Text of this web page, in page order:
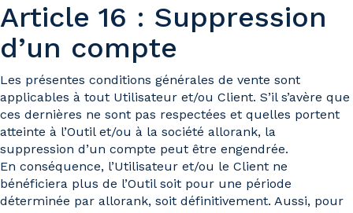
Article 16 : Suppression
d’un compte
Les présentes conditions générales de vente sont
applicables à tout Utilisateur et/ou Client. S’il s’avère que
ces dernières ne sont pas respectées et quelles portent
atteinte à l’Outil et/ou à la société allorank, la
suppression d’un compte peut être engendrée.
En conséquence, l’Utilisateur et/ou le Client ne
bénéficiera plus de l’Outil soit pour une période
déterminée par allorank, soit définitivement. Aussi, pour